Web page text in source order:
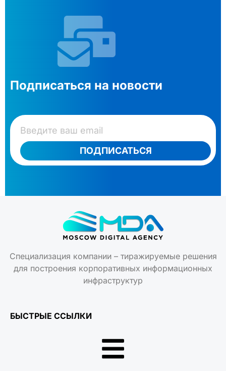
Подписаться на новости
ПОДПИСАТЬСЯ
Специализация компании – тиражируемые решения
для построения корпоративных информационных
инфраструктур
БЫСТРЫЕ ССЫЛКИ